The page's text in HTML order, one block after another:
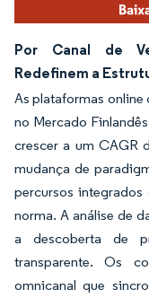
Por Canal de
Redefinem a
As plataformas online
no Mercado
crescer a um CAGR
mudança de
percursos integrados
norma. A análise de
a descoberta de
transparente. Os
omnicanal que